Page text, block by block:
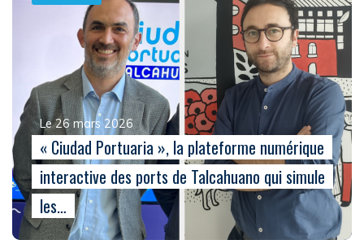
Le 26 mars 2026
« Ciudad Portuaria », la plateforme numérique
interactive des ports de Talcahuano qui simule
les…